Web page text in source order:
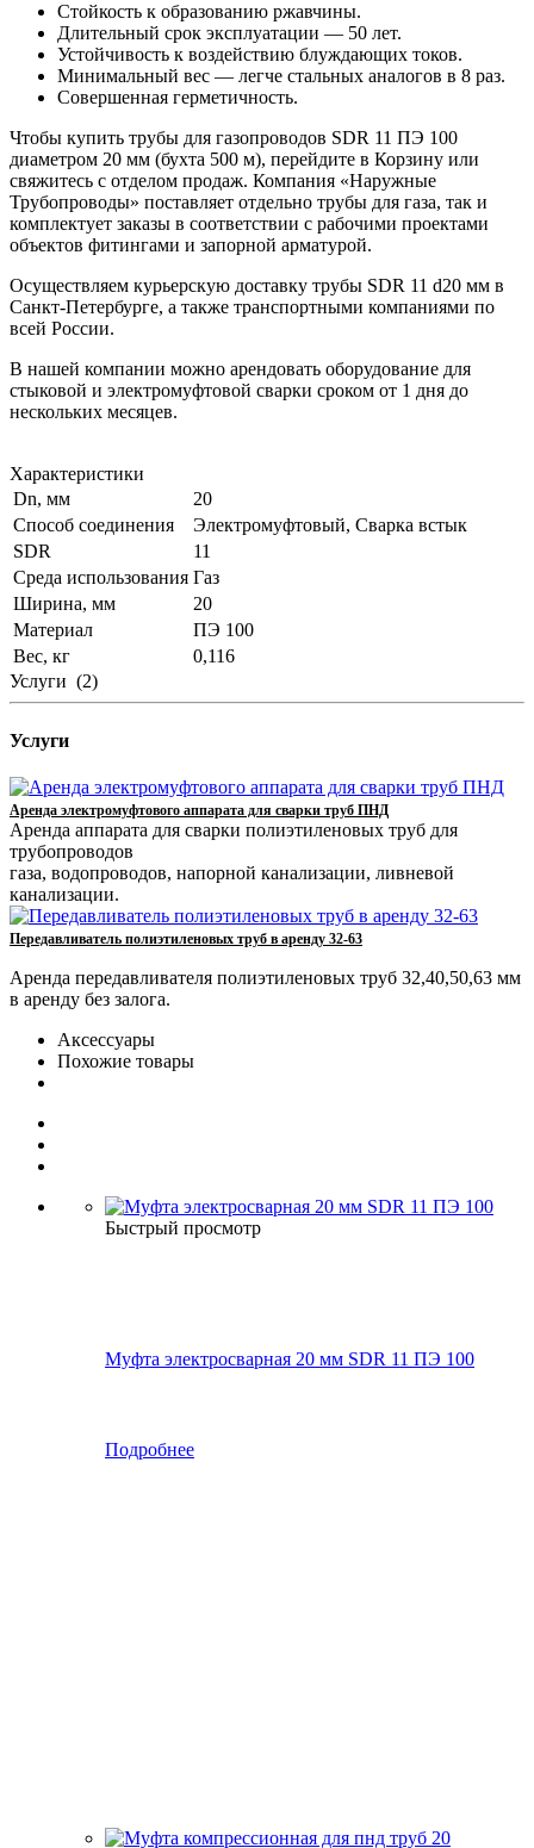
Стойкость к образованию ржавчины.
Длительный срок эксплуатации — 50 лет.
Устойчивость к воздействию блуждающих токов.
Минимальный вес — легче стальных аналогов в 8 раз.
Совершенная герметичность.
Чтобы купить трубы для газопроводов SDR 11 ПЭ 100
диаметром 20 мм (бухта 500 м), перейдите в Корзину или
свяжитесь с отделом продаж. Компания «Наружные
Трубопроводы» поставляет отдельно трубы для газа, так и
комплектует заказы в соответствии с рабочими проектами
объектов фитингами и запорной арматурой.
Осуществляем курьерскую доставку трубы SDR 11 d20 мм в
Санкт-Петербурге, а также транспортными компаниями по
всей России.
В нашей компании можно арендовать оборудование для
стыковой и электромуфтовой сварки сроком от 1 дня до
нескольких месяцев.
Характеристики
Dn, мм
20
Способ соединения
Электромуфтовый, Сварка встык
SDR
11
Среда использования Газ
Ширина, мм
20
Материал
ПЭ 100
Вес, кг
0,116
Услуги (2)
Услуги
Аренда электромуфтового аппарата для сварки труб ПНД
Аренда аппарата для сварки полиэтиленовых труб для
трубопроводов
газа, водопроводов, напорной канализации, ливневой
канализации.
Передавливатель полиэтиленовых труб в аренду 32-63
Аренда передавливателя полиэтиленовых труб 32,40,50,63 мм
в аренду без залога.
Аксессуары
Похожие товары
Быстрый просмотр
Муфта электросварная 20 мм SDR 11 ПЭ 100
Подробнее